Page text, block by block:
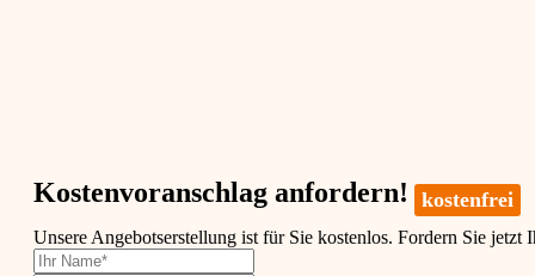
Kostenvoranschlag anfordern! kostenfrei
Unsere Angebotserstellung ist für Sie kostenlos. Fordern Sie jetzt